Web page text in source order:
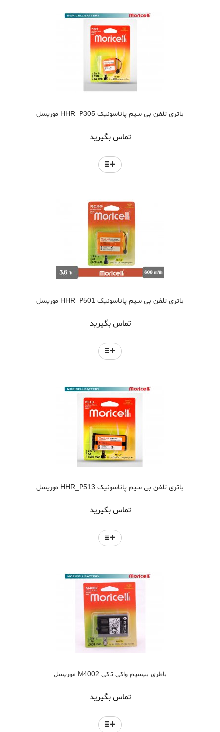
باتری تلفن بی سیم پاناسونیک HHR_P305 موریسل
تماس بگیرید
باتری تلفن بی سیم پاناسونیک HHR_P501 موریسل
تماس بگیرید
باتری تلفن بی سیم پاناسونیک HHR_P513 موریسل
تماس بگیرید
باطری بیسیم واکی تاکی M4002 موریسل
تماس بگیرید